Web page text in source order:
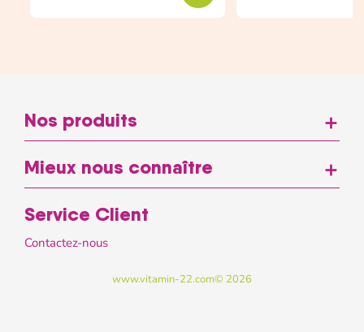
Nos produits add
Mieux nous connaître add
Service Client
Contactez-nous
www.vitamin-22.com© 2026